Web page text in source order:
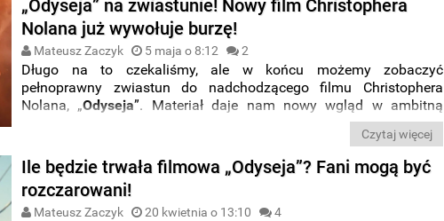
„Odyseja” na zwiastunie! Nowy film Christophera
Nolana już wywołuje burzę!
Mateusz Zaczyk 5 maja o 8:12 2
Długo na to czekaliśmy, ale w końcu możemy zobaczyć
pełnoprawny zwiastun do nadchodzącego filmu Christophera
Nolana, „Odyseja”. Materiał daje nam nowy wgląd w ambitną
autorstwaNolanai
gwiazdorską obsadę, która sportretowała mitycznych bohaterów.
Czytaj więcej
Ile będzie trwała filmowa „Odyseja”? Fani mogą być
rozczarowani!
Mateusz Zaczyk 20 kwietnia o 13:10 4